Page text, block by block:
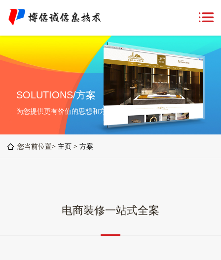
SOLUTIONS/方案
为您提供更有价值的思想和方案
您当前位置> 主页 > 方案
电商装修一站式全案